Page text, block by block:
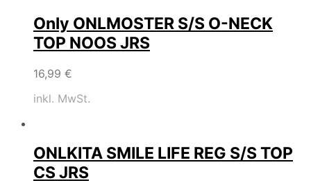
Only ONLMOSTER S/S O-NECK
TOP NOOS JRS
16,99 €
inkl. MwSt.
ONLKITA SMILE LIFE REG S/S TOP
CS JRS